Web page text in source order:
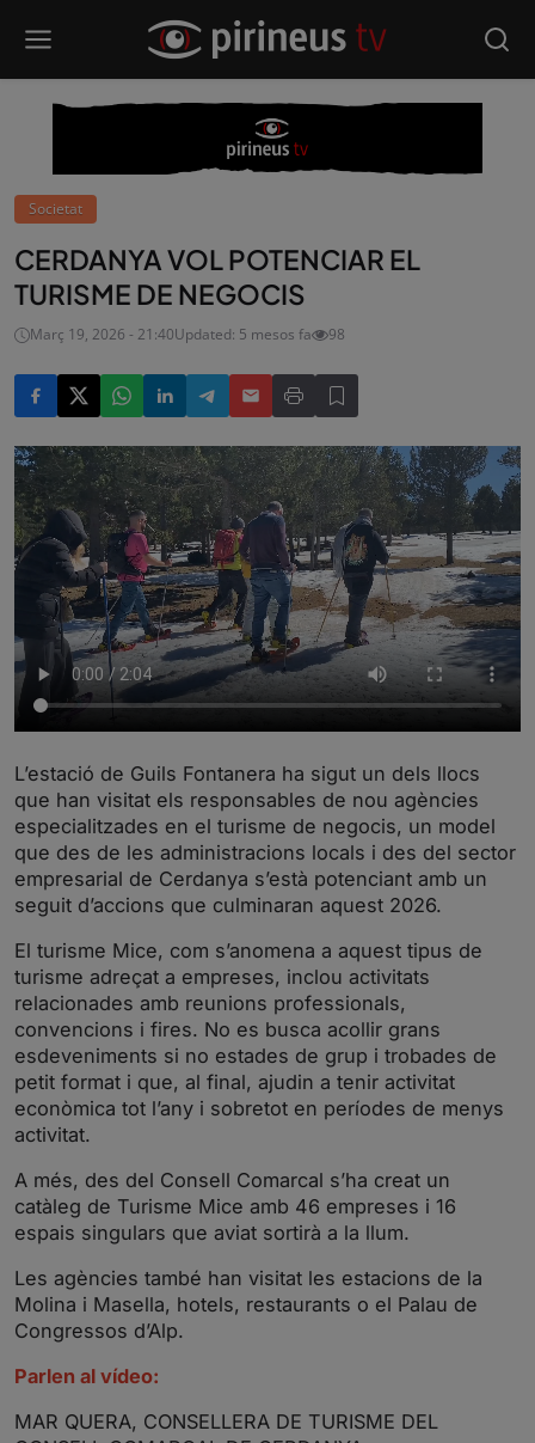
Societat
CERDANYA VOL POTENCIAR EL
TURISME DE NEGOCIS
Març 19, 2026 - 21:40Updated: 5 mesos fa 98
L’estació de Guils Fontanera ha sigut un dels llocs
que han visitat els responsables de nou agències
especialitzades en el turisme de negocis, un model
que des de les administracions locals i des del sector
empresarial de Cerdanya s’està potenciant amb un
seguit d’accions que culminaran aquest 2026.
El turisme Mice, com s’anomena a aquest tipus de
turisme adreçat a empreses, inclou activitats
relacionades amb reunions professionals,
convencions i fires. No es busca acollir grans
esdeveniments si no estades de grup i trobades de
petit format i que, al final, ajudin a tenir activitat
econòmica tot l’any i sobretot en períodes de menys
activitat.
A més, des del Consell Comarcal s’ha creat un
catàleg de Turisme Mice amb 46 empreses i 16
espais singulars que aviat sortirà a la llum.
Les agències també han visitat les estacions de la
Molina i Masella, hotels, restaurants o el Palau de
Congressos d’Alp.
Parlen al vídeo:
MAR QUERA, CONSELLERA DE TURISME DEL